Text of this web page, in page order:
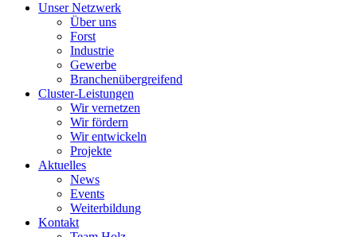
Unser Netzwerk
Über uns
Forst
Industrie
Gewerbe
Branchenübergreifend
Cluster-Leistungen
Wir vernetzen
Wir fördern
Wir entwickeln
Projekte
Aktuelles
News
Events
Weiterbildung
Kontakt